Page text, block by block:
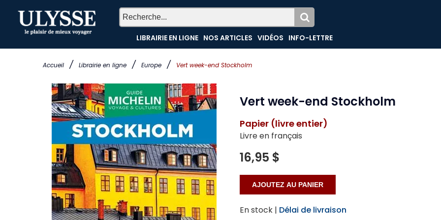
Accueil / Librairie en ligne / Europe / Vert week-end Stockholm
LIBRAIRIE EN LIGNE NOS ARTICLES VIDÉOS INFO-LETTRE
Vert week-end Stockholm
Papier (livre entier)
Livre en français
16,95 $
En stock | Délai de livraison